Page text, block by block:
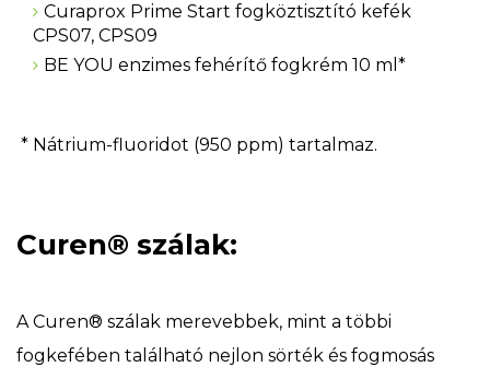
Curaprox Prime Start fogköztisztító kefék
CPS07, CPS09
BE YOU enzimes fehérítő fogkrém 10 ml*
* Nátrium-fluoridot (950 ppm) tartalmaz.
Curen® szálak:
A Curen® szálak merevebbek, mint a többi
fogkefében található nejlon sörték és fogmosás